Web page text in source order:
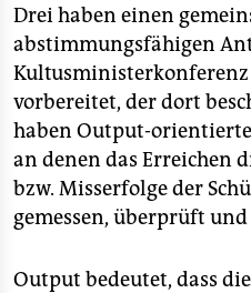
Drei haben einen
abstimmungsfähigen
Kultusministerkonferenz
vorbereitet, der dort
haben Output-
an denen das Erreichen
bzw. Misserfolge der
gemessen, überprüft
Output bedeutet, dass